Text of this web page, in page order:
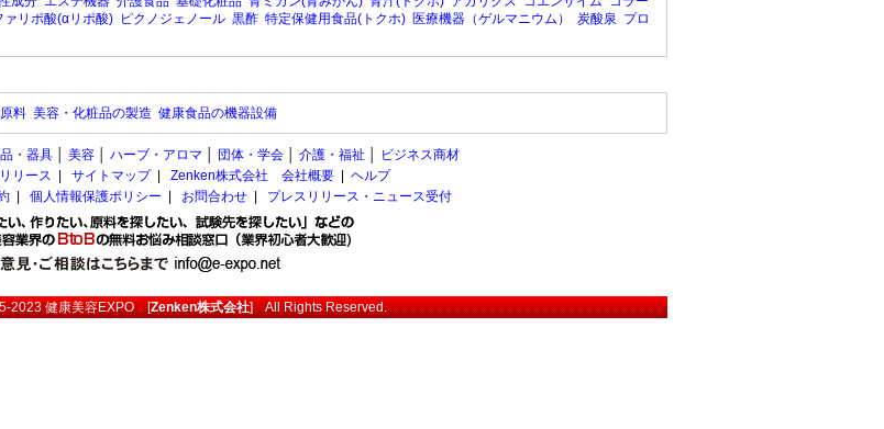
ァリポ酸(αリポ酸) ピクノジェノール 黒酢 特定保健用食品(トクホ) 医療機器（ゲルマニウム） 炭酸泉 プロ
料 美容・化粧品の製造 健康食品の機器設備
・器具 美容 ハーブ・アロマ 団体・学会 介護・福祉
ビジネス商材
リース サイトマップ| Zenken株式会社 会社概要
ヘルプ
個人情報保護ポリシー お問合わせ プレスリリース・ニュース受付
2023健康美容EXPO[Zenken株式会社] All Rights Reserved.